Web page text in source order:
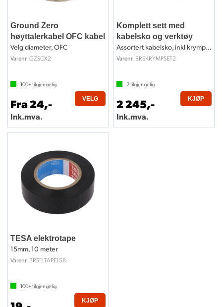
Ground Zero
høyttalerkabel OFC kabel
Velg diameter, OFC
Varenr GZSCX2
100+tilgjengelig
Fra 24,-
Ink.mva.
VELG
Komplett sett med
kabelsko og verktøy
Assortert kabelsko, inkl krympeverktøy
Varenr BRSKRYMPSET2
2tilgjengelig
2 245,-
Ink.mva.
KJØP
TESA elektrotape
15mm, 10 meter
Varenr BRSELTAPE15B
100+tilgjengelig
KJØP